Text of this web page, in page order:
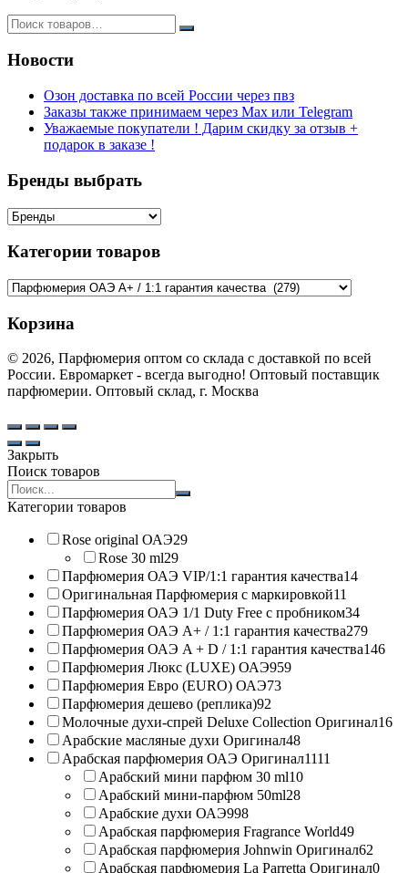
Новости
Озон доставка по всей России через пвз
Заказы также принимаем через Max или Telegram
Уважаемые покупатели ! Дарим скидку за отзыв +
подарок в заказе !
Бренды выбрать
Категории товаров
Корзина
© 2026, Парфюмерия оптом со склада с доставкой по всей
России. Евромаркет - всегда выгодно! Оптовый поставщик
парфюмерии. Оптовый склад, г. Москва
Закрыть
Поиск товаров
Search
products:
Категории товаров
Rose original ОАЭ29
Rose 30 ml29
Парфюмерия ОАЭ VIP/1:1 гарантия качества14
Оригинальная Парфюмерия с маркировкой11
Парфюмерия ОАЭ 1/1 Duty Free с пробником34
Парфюмерия ОАЭ A+ / 1:1 гарантия качества279
Парфюмерия ОАЭ A + D / 1:1 гарантия качества146
Парфюмерия Люкс (LUXE) ОАЭ959
Парфюмерия Евро (EURO) ОАЭ73
Парфюмерия дешево (реплика)92
Молочные духи-спрей Deluxe Collection Оригинал16
Арабские масляные духи Оригинал48
Арабская парфюмерия ОАЭ Оригинал1111
Арабский мини парфюм 30 ml10
Арабский мини-парфюм 50ml28
Арабские духи ОАЭ998
Арабская парфюмерия Fragrance World49
Арабская парфюмерия Johnwin Оригинал62
Арабская парфюмерия La Parretta Оригинал0